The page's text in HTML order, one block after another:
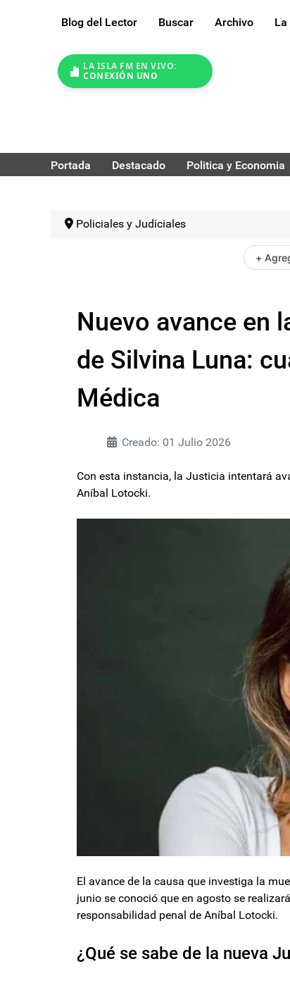
Blog del Lector Buscar Archivo La
LA ISLA FM EN VIVO:
CONEXIÓN UNO
Portada Destacado Politica y Economia
Policiales y Judiciales
+
Nuevo avance en
de Silvina Luna:
Médica
Creado: 01 Julio 2026
Con esta instancia, la Justicia intentará
Aníbal Lotocki.
El avance de la causa que investiga la
junio se conoció que en agosto se
responsabilidad penal de Aníbal Lotocki.
¿Qué se sabe de la nueva